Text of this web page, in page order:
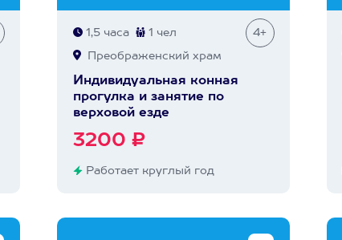
1,5 часа 1 чел 4+
Преображенский храм
Индивидуальная конная
прогулка и занятие по
верховой езде
3200 ₽
Работает круглый год